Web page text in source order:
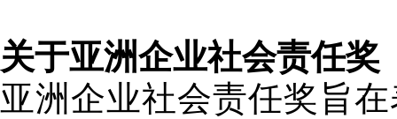
关于亚洲企业社会责任奖
亚洲企业社会责任奖旨